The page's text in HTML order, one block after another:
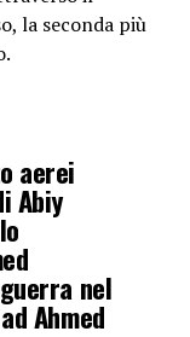
la seconda più
aerei
Abiy
nel
Ahmed